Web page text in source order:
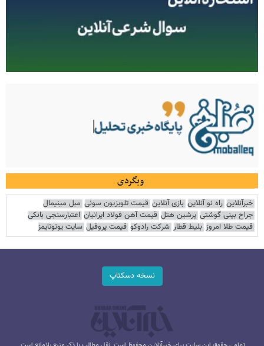
وبگردی
خبرآنلاین راه نو آنلاین بازی آنلاین قیمت تلویزیون سونی مبل مینیمال
جراح بینی گوشتی پرشین هتل قیمت آهن فولاد ایرانیان اعتبارسنجی بانکی
قیمت طلا امروز بلیط قطار شرکت رادوکو قیمت پروفیل سایت یوتوتایمز
نسخه دسکتاپ